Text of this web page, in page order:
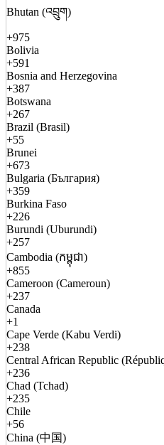
Bhutan (འབྲུག)
+975
Bolivia
+591
Bosnia and Herzegovina
+387
Botswana
+267
Brazil (Brasil)
+55
Brunei
+673
Bulgaria (България)
+359
Burkina Faso
+226
Burundi (Uburundi)
+257
Cambodia (កម្ពុជា)
+855
Cameroon (Cameroun)
+237
Canada
+1
Cape Verde (Kabu Verdi)
+238
Central African Republic
+236
Chad (Tchad)
+235
Chile
+56
China (中国)